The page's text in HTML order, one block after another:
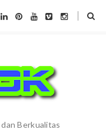
Berkualitas